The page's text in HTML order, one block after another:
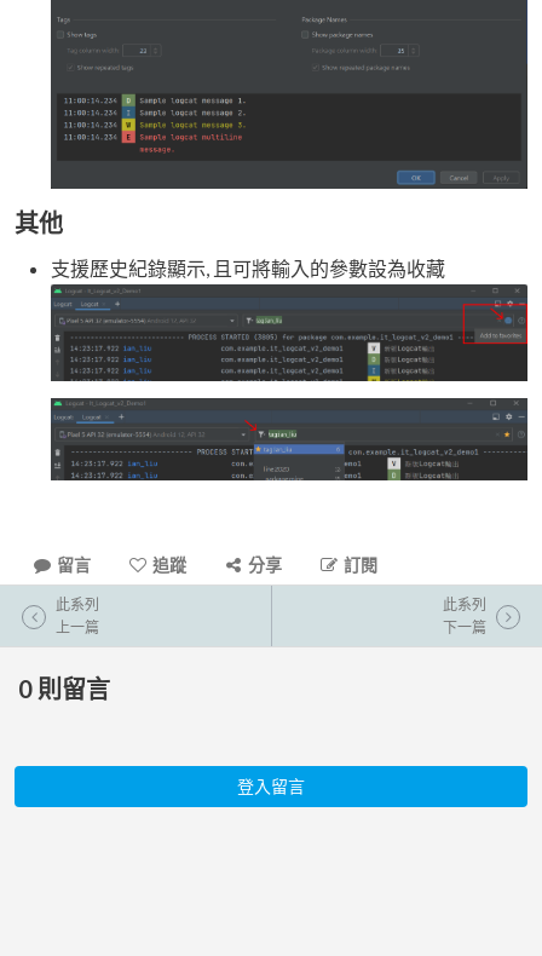
其他
支援歷史紀錄顯示, 且可將輸入的參數設為收藏
留言 追蹤 分享 訂閱
此系列
上一篇
此系列
下一篇
0 則留言
登入留言